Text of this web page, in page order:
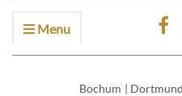
Menu
Bochum | Dortmund